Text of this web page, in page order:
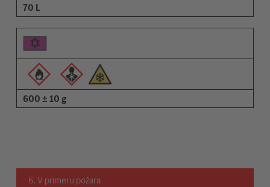
70 L
600 ± 10 g
6. V primeru požara